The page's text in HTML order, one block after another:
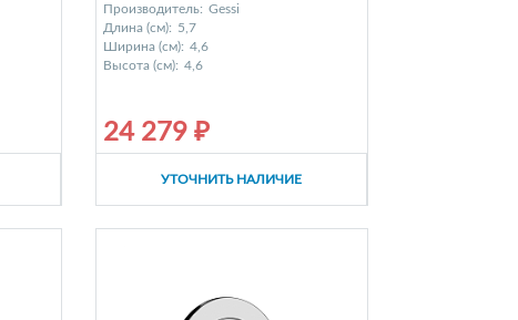
Производитель: Gessi
Длина (см): 5,7
Ширина (см): 4,6
Высота (см): 4,6
24 279 ₽
УТОЧНИТЬ НАЛИЧИЕ